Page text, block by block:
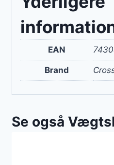
EAN
Brand
Se også